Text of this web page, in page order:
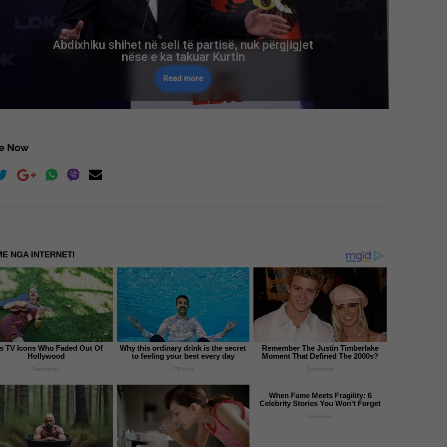
Abdixhiku shihet në seli të partisë, nuk përgjigjet
nëse e ka takuar Kurtin
Read more
Now
NGA INTERNETI
TV Icons Who Faded Out Of
Hollywood
Brainberries
Why this ordinary drink is the secret
to feeling your best every day
CTA Love
Remember The Justin Timberlake
Moment That Defined The 2000s?
Brainberries
When Fame Meets Fragility: 6
Celebrity Stories You Won't Forget
Brainberries